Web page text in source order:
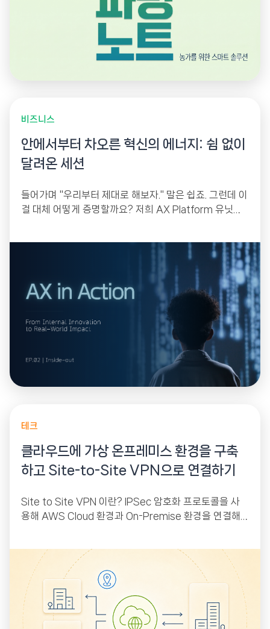
비즈니스
안에서부터 차오른 혁신의 에너지: 쉼 없이
달려온 세션
들어가며 "우리부터 제대로 해보자." 말은 쉽죠. 그런데 이
걸 대체 어떻게 증명할까요? 저희 AX Platform 유닛이
테크
클라우드에 가상 온프레미스 환경을 구축
하고 Site-to-Site VPN으로 연결하기
Site to Site VPN 이란? IPSec 암호화 프로토콜을 사
용해 AWS Cloud 환경과 On-Premise 환경을 연결해